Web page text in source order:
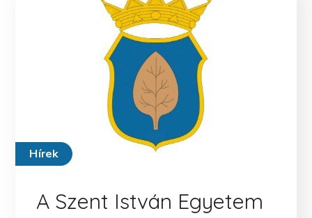
Hírek
A Szent István Egyetem